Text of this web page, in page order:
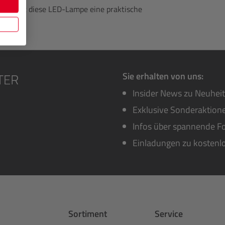
ist diese LED-Lampe eine praktische
Sie erhalten von uns:
Insider News zu
Exklusive
Infos über spannende
Einladungen zu
Sortiment
Service